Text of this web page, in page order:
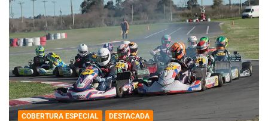
COBERTURA ESPECIAL
DESTACADA